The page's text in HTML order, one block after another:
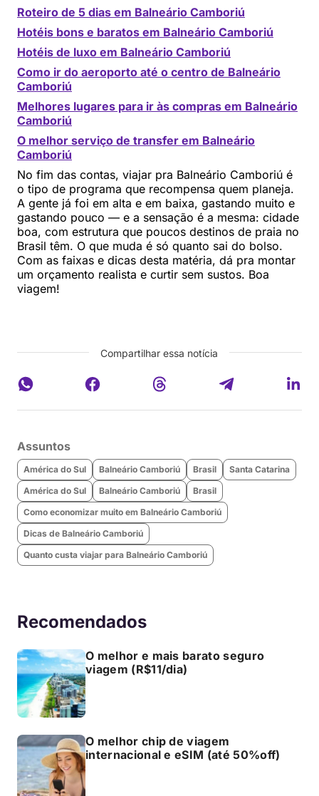
Roteiro de 5 dias em Balneário Camboriú
Hotéis bons e baratos em Balneário Camboriú
Hotéis de luxo em Balneário Camboriú
Como ir do aeroporto até o centro de Balneário
Camboriú
Melhores lugares para ir às compras em Balneário
Camboriú
O melhor serviço de transfer em Balneário
Camboriú
No fim das contas, viajar pra Balneário Camboriú é
o tipo de programa que recompensa quem planeja.
A gente já foi em alta e em baixa, gastando muito e
gastando pouco — e a sensação é a mesma: cidade
boa, com estrutura que poucos destinos de praia no
Brasil têm. O que muda é só quanto sai do bolso.
Com as faixas e dicas desta matéria, dá pra montar
um orçamento realista e curtir sem sustos. Boa
viagem!
Compartilhar essa notícia
Assuntos
América do Sul Balneário Camboriú Brasil
Santa Catarina
América do Sul
Balneário Camboriú
Brasil
Como economizar muito em Balneário Camboriú
Dicas de Balneário Camboriú
Quanto custa viajar para Balneário Camboriú
Recomendados
O melhor e mais barato seguro
viagem (R$11/dia)
O melhor chip de viagem
internacional e eSIM (até 50%off)